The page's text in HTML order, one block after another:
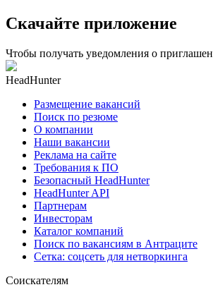
Скачайте приложение
Чтобы получать уведомления о
HeadHunter
Размещение вакансий
Поиск по резюме
О компании
Наши вакансии
Реклама на сайте
Требования к ПО
Безопасный HeadHunter
HeadHunter API
Партнерам
Инвесторам
Каталог компаний
Поиск по вакансиям в Антраците
Сетка: соцсеть для нетворкинга
Соискателям